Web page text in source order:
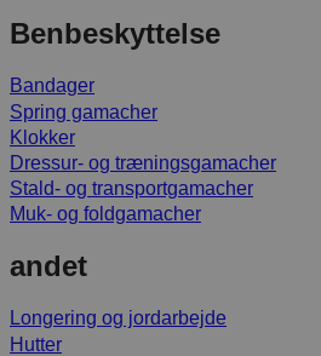
Benbeskyttelse
Bandager
Spring gamacher
Klokker
Dressur- og træningsgamacher
Stald- og transportgamacher
Muk- og foldgamacher
andet
Longering og jordarbejde
Hutter